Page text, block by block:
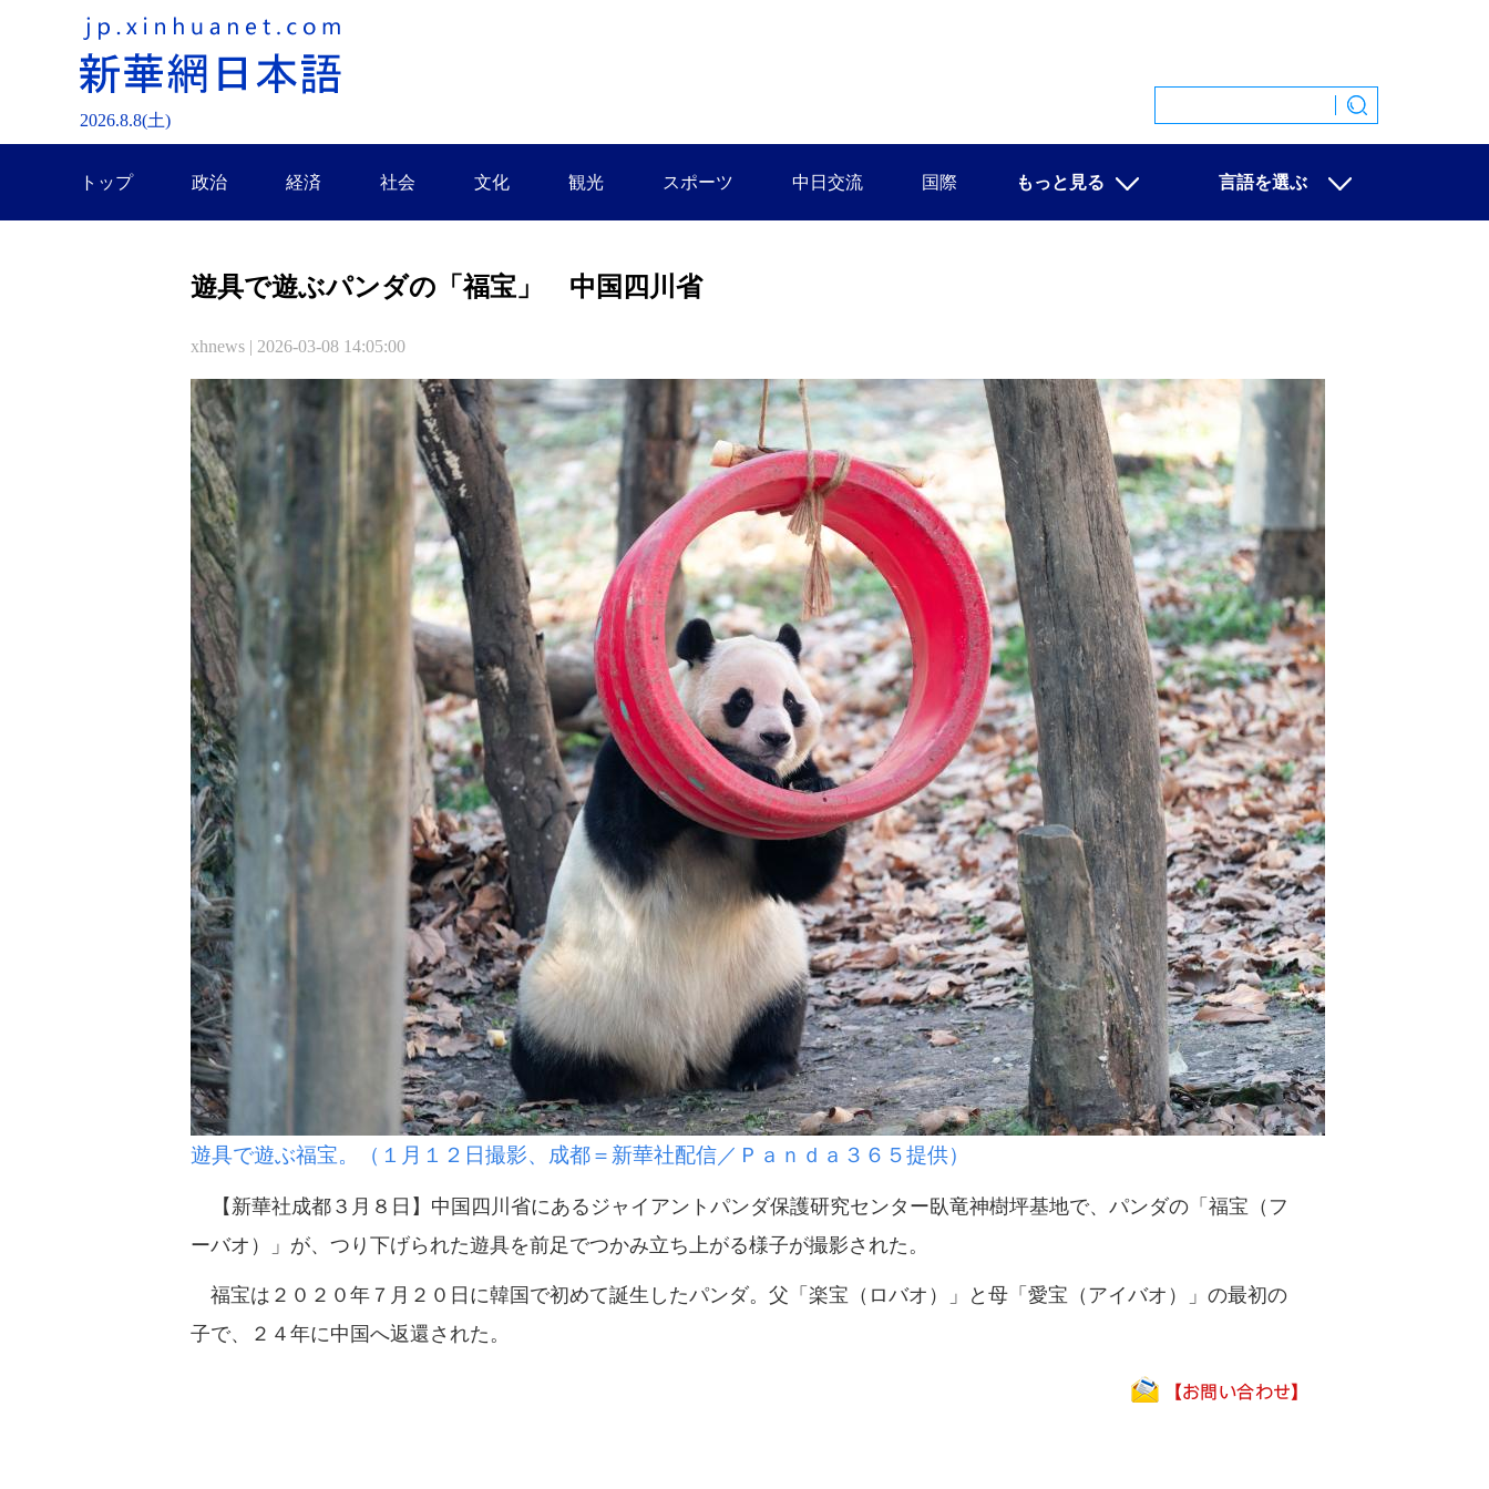
2026.8.8(土)
トップ 政治 経済 社会 文化 観光 スポーツ 中日交流 国際 もっと見る 言語を選ぶ
عربى
日本語
Deutsch
Português
遊具で遊ぶパンダの「福宝」 中国四川省
xhnews | 2026-03-08 14:05:00
遊具で遊ぶ福宝。（１月１２日撮影、成都＝新華社配信／Ｐａｎｄａ３６５提供）
【新華社成都３月８日】中国四川省にあるジャイアントパンダ保護研究センター臥竜神樹坪基地で、パンダの「福宝（フ
ーバオ）」が、つり下げられた遊具を前足でつかみ立ち上がる様子が撮影された。
福宝は２０２０年７月２０日に韓国で初めて誕生したパンダ。父「楽宝（ロバオ）」と母「愛宝（アイバオ）」の最初の
子で、２４年に中国へ返還された。